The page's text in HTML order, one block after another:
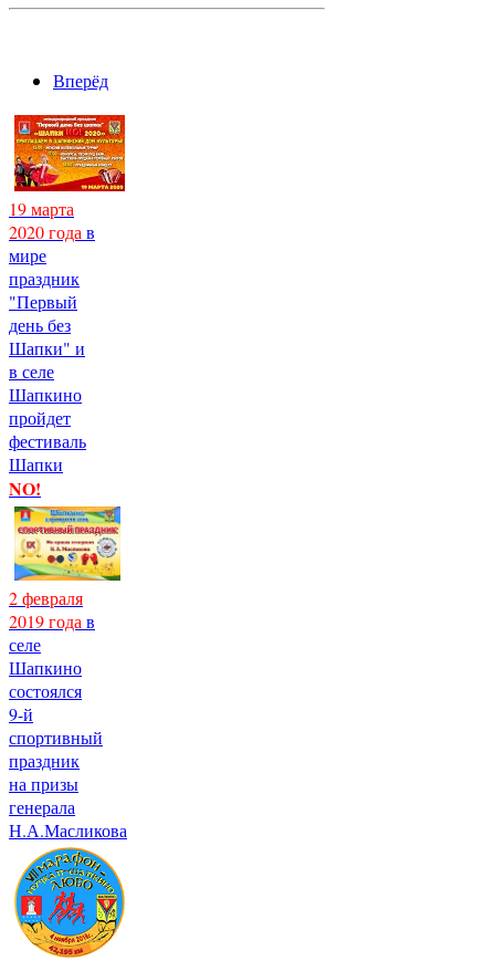
Вперёд
19 марта
2020 года в
мире
праздник
"Первый
день без
Шапки" и
в селе
Шапкино
пройдет
фестиваль
Шапки
NO!
2 февраля
2019 года в
селе
Шапкино
состоялся
9-й
спортивный
праздник
на призы
генерала
Н.А.Масликова